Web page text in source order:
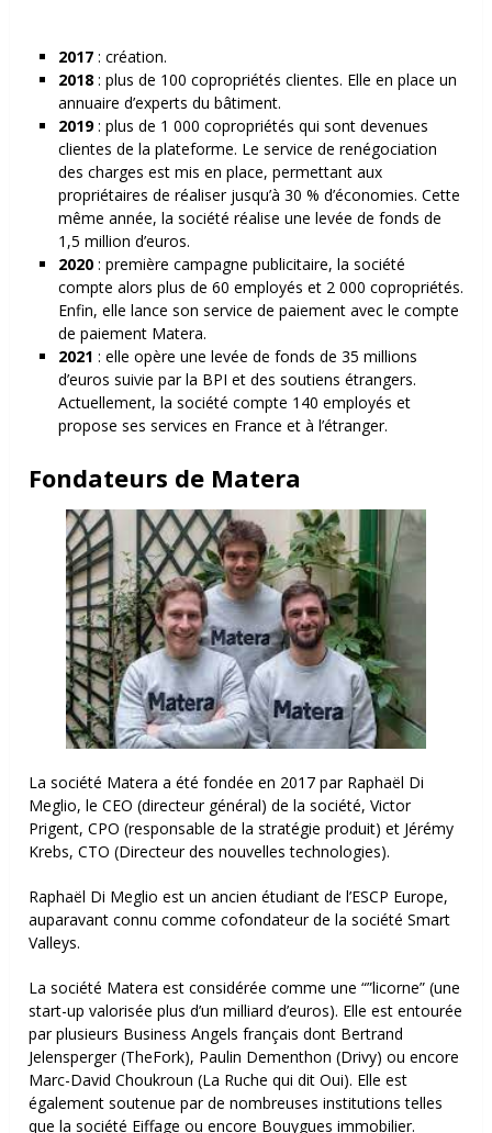
2017: création.
2018: plus de 100 copropriétés clientes. Elle en place un
annuaire d’experts du bâtiment.
2019: plus de 1 000 copropriétés qui sont devenues
clientes de la plateforme. Le service de renégociation
des charges est mis en place, permettant aux
propriétaires de réaliser jusqu’à 30 % d’économies. Cette
même année, la société réalise une levée de fonds de
1,5 million d’euros.
2020: première campagne publicitaire, la société
compte alors plus de 60 employés et 2 000 copropriétés.
Enfin, elle lance son service de paiement avec le compte
de paiement Matera.
2021 : elle opère une levée de fonds de 35 millions
d’euros suivie par la BPI et des soutiens étrangers.
Actuellement, la société compte 140 employés et
propose ses services en France et à l’étranger.
Fondateurs de Matera
La société Matera a été fondée en 2017 par Raphaël Di
Meglio, le CEO (directeur général) de la société, Victor
Prigent, CPO (responsable de la stratégie produit) et Jérémy
Krebs, CTO (Directeur des nouvelles technologies).
Raphaël Di Meglio est un ancien étudiant de l’ESCP Europe,
auparavant connu comme cofondateur de la société Smart
Valleys.
La société Matera est considérée comme une “”licorne” (une
start-up valorisée plus d’un milliard d’euros). Elle est entourée
par plusieurs Business Angels français dont Bertrand
Jelensperger (TheFork), Paulin Dementhon (Drivy) ou encore
Marc-David Choukroun (La Ruche qui dit Oui). Elle est
également soutenue par de nombreuses institutions telles
que la société Eiffage ou encore Bouygues immobilier.